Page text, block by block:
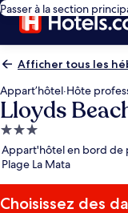
Passer à la section
Afficher tous les
Appart’hôtel·Hôte
Lloyds
Hébergement
3.0 étoiles
Appart'hôtel en bord de
Plage La Mata
Choisissez des